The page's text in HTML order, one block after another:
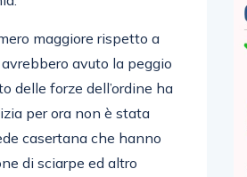
maggiore rispetto a
avuto la peggio
delle forze dell’ordine ha
per ora non è stata
casertana che hanno
di sciarpe ed altro